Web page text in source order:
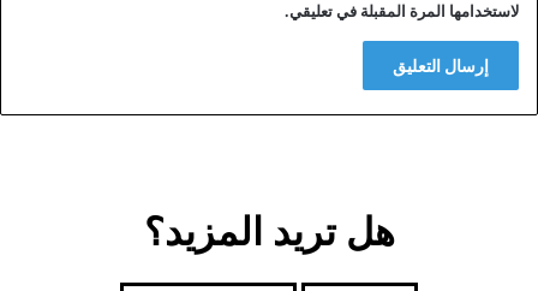
لاستخدامها المرة المقبلة في تعليقي.
هل تريد المزيد؟